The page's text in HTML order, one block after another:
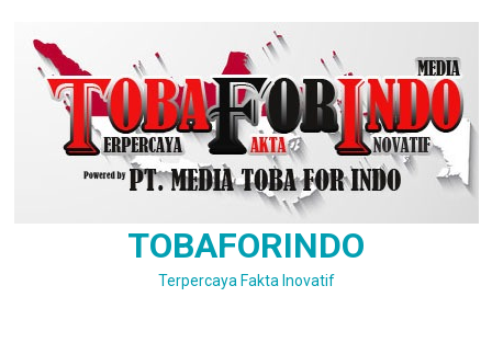
content
TOBAFORINDO
Terpercaya Fakta Inovatif